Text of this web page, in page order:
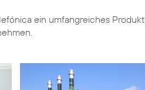
ein umfangreiches